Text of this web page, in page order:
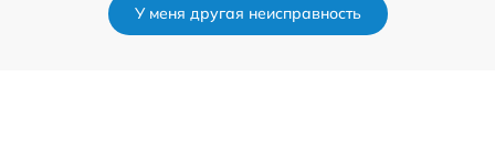
У меня другая неисправность